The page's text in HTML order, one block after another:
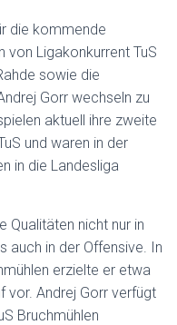
die kommende
von Ligakonkurrent TuS
sowie die
Gorr wechseln zu
aktuell ihre zweite
und waren in der
in die Landesliga
Qualitäten nicht nur in
auch in der Offensive. In
erzielte er etwa
vor. Andrej Gorr verfügt
Bruchmühlen